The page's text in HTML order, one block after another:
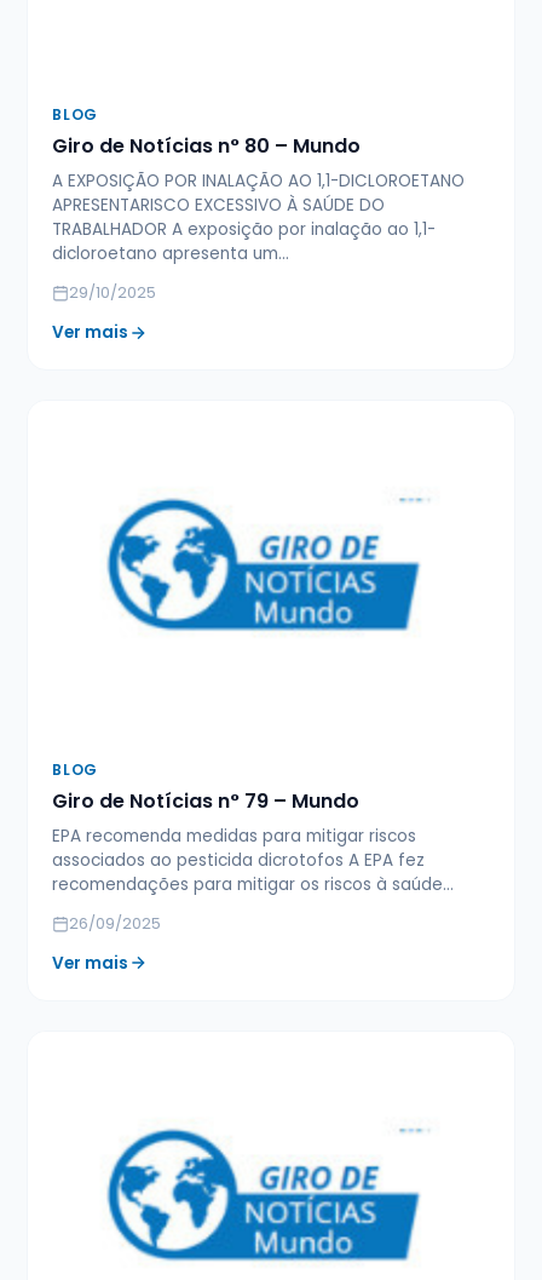
BLOG
Giro de Notícias n° 80 – Mundo
A EXPOSIÇÃO POR INALAÇÃO AO 1,1-DICLOROETANO
APRESENTARISCO EXCESSIVO À SAÚDE DO
TRABALHADOR A exposição por inalação ao 1,1-
dicloroetano apresenta um…
29/10/2025
Ver mais
BLOG
Giro de Notícias n° 79 – Mundo
EPA recomenda medidas para mitigar riscos
associados ao pesticida dicrotofos A EPA fez
recomendações para mitigar os riscos à saúde…
26/09/2025
Ver mais